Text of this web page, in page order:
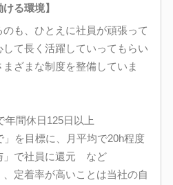
る環境】
も、ひとえに社員が頑張って
して長く活躍していってもらい
ざまな制度を整備していま
間休日125日以上
を目標に、月平均で20h程度
」で社員に還元 など
定着率が高いことは当社の自